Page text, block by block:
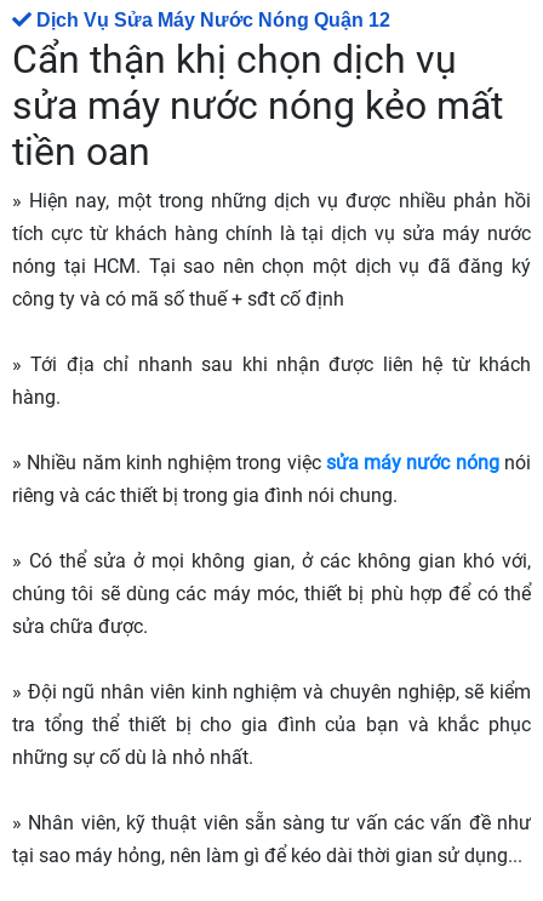
Dịch Vụ Sửa Máy Nước Nóng Quận 12
Cẩn thận khị chọn dịch vụ
sửa máy nước nóng kẻo mất
tiền oan
» Hiện nay, một trong những dịch vụ được nhiều phản hồi
tích cực từ khách hàng chính là tại dịch vụ sửa máy nước
nóng tại HCM. Tại sao nên chọn một dịch vụ đã đăng ký
công ty và có mã số thuế + sđt cố định
» Tới địa chỉ nhanh sau khi nhận được liên hệ từ khách
hàng.
» Nhiều năm kinh nghiệm trong việc sửa máy nước nóngnói
riêng và các thiết bị trong gia đình nói chung.
» Có thể sửa ở mọi không gian, ở các không gian khó với,
chúng tôi sẽ dùng các máy móc, thiết bị phù hợp để có thể
sửa chữa được.
» Đội ngũ nhân viên kinh nghiệm và chuyên nghiệp, sẽ kiểm
tra tổng thể thiết bị cho gia đình của bạn và khắc phục
những sự cố dù là nhỏ nhất.
» Nhân viên, kỹ thuật viên sẵn sàng tư vấn các vấn đề như
tại sao máy hỏng, nên làm gì để kéo dài thời gian sử dụng...